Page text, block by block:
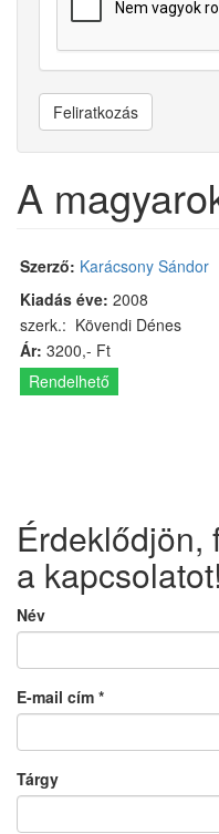
Feliratkozás
A
Szerző: Karácsony Sándor
Kiadás éve: 2008
szerk.: Kövendi Dénes
Ár: 3200,- Ft
Rendelhető
Érdeklődjön,
a kapcsolatot!
Név
E-mail cím *
Tárgy